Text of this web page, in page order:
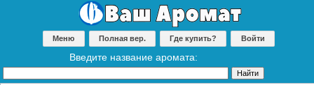
Меню Полная вер. Где купить? Войти
Введите название аромата: